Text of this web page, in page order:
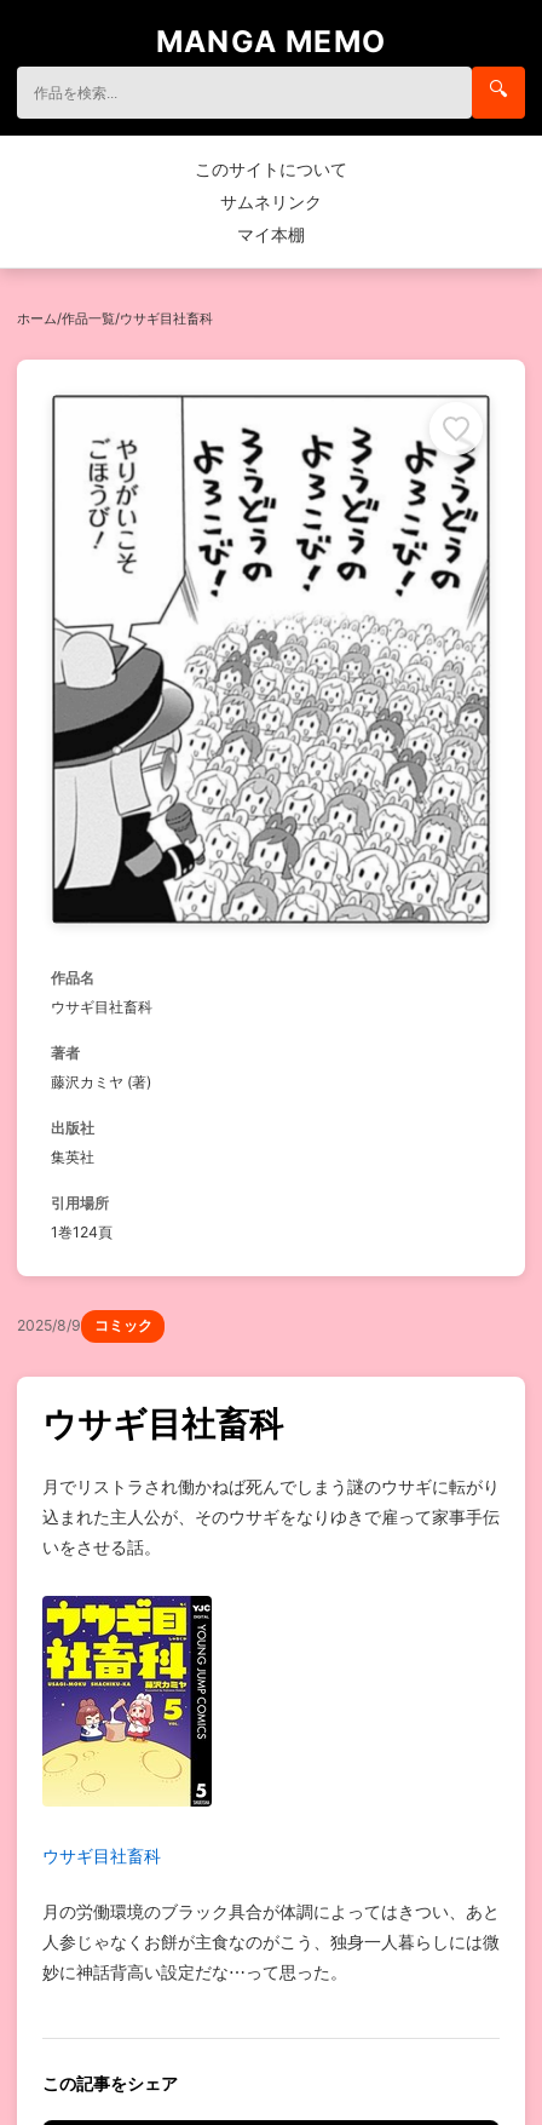
MANGA MEMO
🔍
このサイトについて
サムネリンク
マイ本棚
ホーム/作品一覧/ウサギ目社畜科
作品名
ウサギ目社畜科
著者
藤沢カミヤ (著)
出版社
集英社
引用場所
1巻124頁
2025/8/9 コミック
ウサギ目社畜科
月でリストラされ働かねば死んでしまう謎のウサギに転がり
込まれた主人公が、そのウサギをなりゆきで雇って家事手伝
いをさせる話。
ウサギ目社畜科
月の労働環境のブラック具合が体調によってはきつい、あと
人参じゃなくお餅が主食なのがこう、独身一人暮らしには微
妙に神話背高い設定だな⋯って思った。
この記事をシェア